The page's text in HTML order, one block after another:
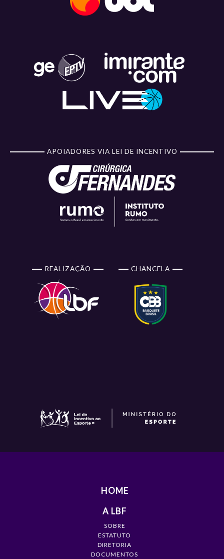
APOIADORES VIA LEI DE INCENTIVO
REALIZAÇÃO CHANCELA
HOME
A LBF
SOBRE
ESTATUTO
DIRETORIA
DOCUMENTOS